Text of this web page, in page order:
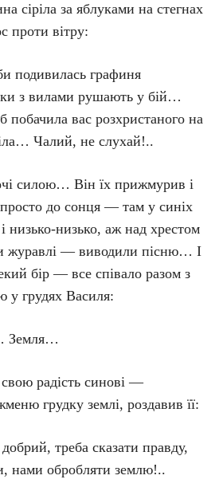
сіріла за яблуками на стегнах
проти вітру:
подивилась графиня
з вилами рушають у бій…
побачила вас розхристаного на
Чалий, не слухай!..
силою… Він їх прижмурив і
до сонця — там у синіх
низько-низько, аж над хрестом
журавлі — виводили пісню… І
бір — все співало разом з
у грудях Василя:
Земля…
свою радість синові —
грудку землі, роздавив її:
треба сказати правду,
нами обробляти землю!..